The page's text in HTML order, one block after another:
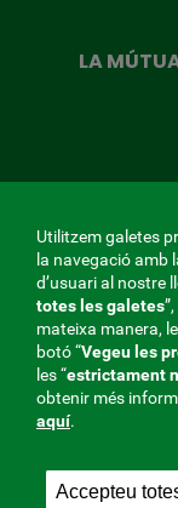
LA
Utilitzem galetes
la navegació amb
d’usuari al nostre
totes les galetes
mateixa manera,
botó “Vegeu les
les “estrictament
obtenir més
aquí.
Accepteu